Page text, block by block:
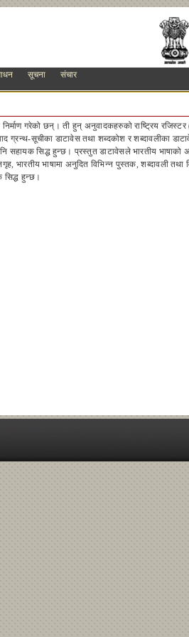
सूचना संचार
गरेको छन्। ती हुन् अनुवादकहरुको राष्ट्रिय
ग्रन्थ-सूचीका डाटावेस तथा शब्दकोश र शब्दावलीका
सहायक सिद्ध हुन्छ। प्रस्तुत डाटावेसले भारतीय भाषाको
भारतीय भाषामा अनुदित विभिन्न पुस्तक, शब्दावली तथा
सिद्ध हुन्छ।